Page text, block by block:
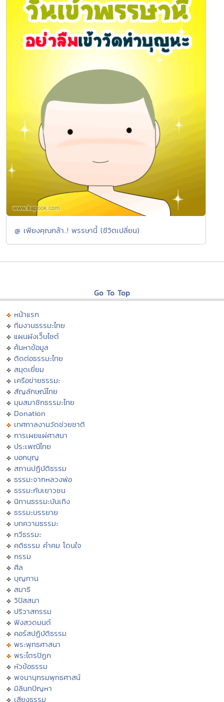
@ เพียงคุณกล้า..! พรรษานี้ (ชีวิตเปลี่ยน)
Go To Top
หน้าแรก
ทีมงานธรรมะไทย
แผนผังเว็บไซต์
ค้นหาข้อมูล
ติดต่อธรรมะไทย
สมุดเยี่ยม
เครือข่ายธรรมะ
สัญลักษณ์ไทย
มุมสมาชิกธรรมะไทย
Donation
เทศกาลงานวัดช่วยชาติ
การเผยแผ่ศาสนา
ประเพณีไทย
บอกบุญ
สถานปฏิบัติธรรม
ธรรมะจากหลวงพ่อ
ธรรมะกับเยาวชน
นิทานธรรมะบันเทิง
ธรรมะบรรยาย
บทความธรรมะ
กวีธรรมะ
คติธรรม คำคม โดนใจ
กรรม
ศีล
บุญทาน
สมาธิ
วิปัสสนา
ปริวาสกรรม
ฟังสวดมนต์
คอร์สปฏิบัติธรรม
พระพุทธศาสนา
พระไตรปิฏก
หัวข้อธรรม
พจนานุกรมพุทธศาสน์
มิลินทปัญหา
เสียงธรรม